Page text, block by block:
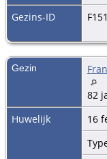
Gezins-ID
Gezin
82
Huwelijk
16